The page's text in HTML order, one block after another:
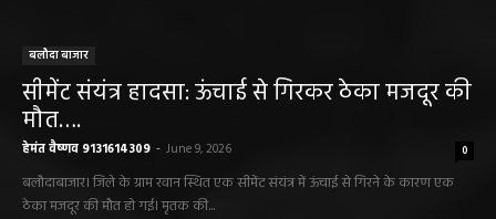
बलौदा बाजार
सीमेंट संयंत्र हादसा: ऊंचाई से गिरकर ठेका मजदूर की
मौत….
हेमंत वैष्णव 9131614309 - June 9, 2026 0
बलौदाबाजार। जिले के ग्राम रवान स्थित एक सीमेंट संयंत्र में ऊंचाई से गिरने के कारण एक
ठेका मजदूर की मौत हो गई। मृतक की...